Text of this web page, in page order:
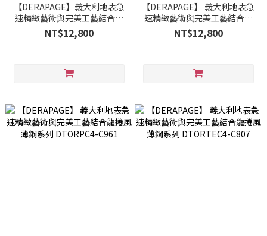
【DERAPAGE】義大利地表急
速精緻藝術與完美工藝結合龍
捲風薄鋼系列 DTORPC1-C951
NT$12,800
【DERAPAGE】 義大利地表急
速精緻藝術與完美工藝結合龍
捲風薄鋼系列 DTORPC4-C951
NT$12,800